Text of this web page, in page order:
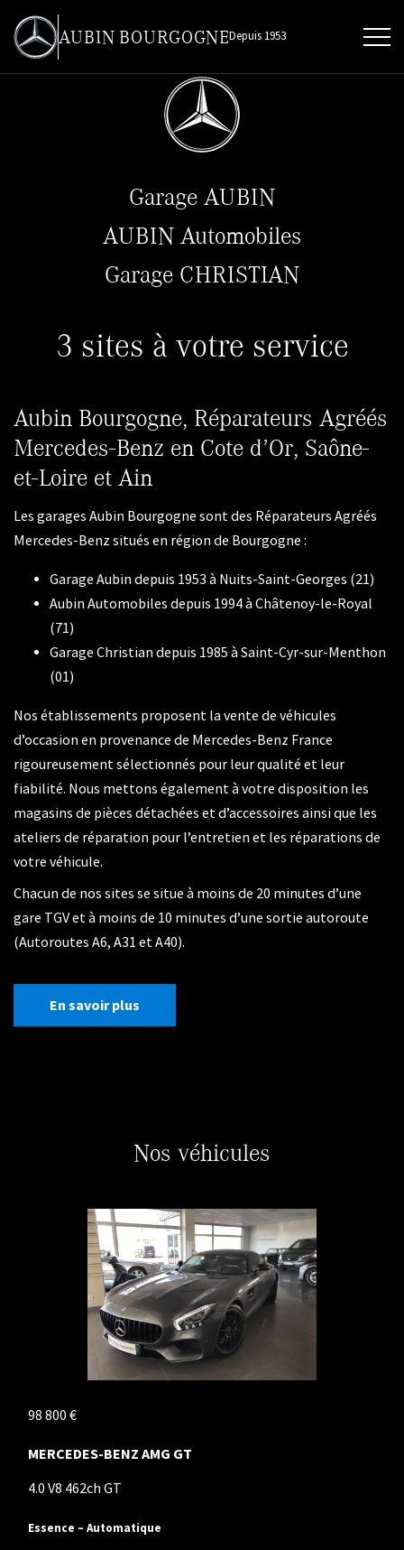
AUBIN BOURGOGNEDepuis 1953
Garage AUBIN
AUBIN Automobiles
Garage CHRISTIAN
3 sites à votre service
Aubin Bourgogne, Réparateurs Agréés
Mercedes-Benz en Cote d’Or, Saône-
et-Loire et Ain
Les garages Aubin Bourgogne sont des Réparateurs Agréés
Mercedes-Benz situés en région de Bourgogne :
Garage Aubin depuis 1953 à Nuits-Saint-Georges (21)
Aubin Automobiles depuis 1994 à Châtenoy-le-Royal
(71)
Garage Christian depuis 1985 à Saint-Cyr-sur-Menthon
(01)
Nos établissements proposent la vente de véhicules
d’occasion en provenance de Mercedes-Benz France
rigoureusement sélectionnés pour leur qualité et leur
fiabilité. Nous mettons également à votre disposition les
magasins de pièces détachées et d’accessoires ainsi que les
ateliers de réparation pour l’entretien et les réparations de
votre véhicule.
Chacun de nos sites se situe à moins de 20 minutes d’une
gare TGV et à moins de 10 minutes d’une sortie autoroute
(Autoroutes A6, A31 et A40).
En savoir plus
Nos véhicules
98 800 €
MERCEDES-BENZ AMG GT
4.0 V8 462ch GT
Essence – Automatique